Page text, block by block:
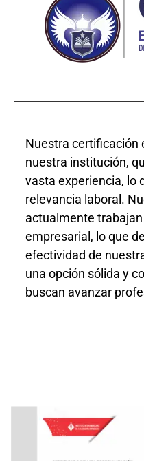
Nuestra certificación
nuestra institución,
vasta experiencia, lo
relevancia laboral.
actualmente
empresarial, lo que
efectividad de
una opción sólida y
buscan avanzar